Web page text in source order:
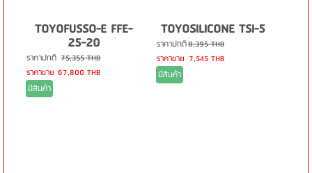
TOYOFUSSO-E FFE-
25-20
ราคาปกติ 75,355 THB
ราคาขาย 67,800 THB
มีสินค้า
TOYOSILICONE TSI-5
ราคาปกติ8,395 THB
ราคาขาย 7,545 THB
มีสินค้า